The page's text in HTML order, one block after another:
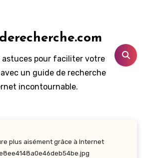
astuces pour faciliter votre
un guide de recherche
incontournable.
plus aisément grâce à Internet